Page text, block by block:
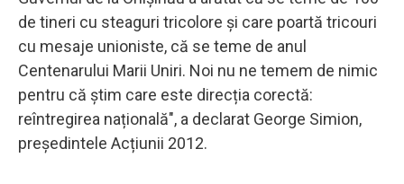
de tineri cu steaguri tricolore și care poartă tricouri
cu mesaje unioniste, că se teme de anul
Centenarului Marii Uniri. Noi nu ne temem de nimic
pentru că știm care este direcția corectă:
reîntregirea națională", a declarat George Simion,
președintele Acțiunii 2012.